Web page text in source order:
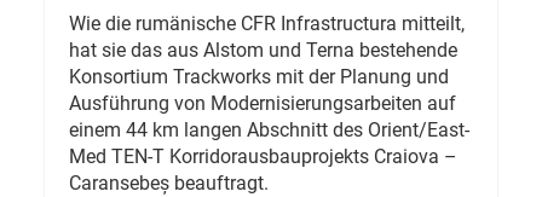
Wie die rumänische CFR Infrastructura mitteilt,
hat sie das aus Alstom und Terna bestehende
Konsortium Trackworks mit der Planung und
Ausführung von Modernisierungsarbeiten auf
einem 44 km langen Abschnitt des Orient/East-
Med TEN-T Korridorausbauprojekts Craiova –
Caransebeș beauftragt.